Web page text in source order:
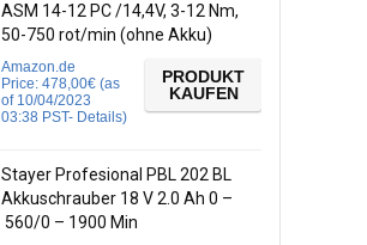
ASM 14-12 PC /14,4V, 3-12 Nm,
50-750 rot/min (ohne Akku)
Amazon.de
Price: 478,00€ (as
of 10/04/2023
03:38 PST- Details)
PRODUKT
KAUFEN
Stayer Profesional PBL 202 BL
Akkuschrauber 18 V 2.0 Ah 0 –
560/0 – 1900 Min